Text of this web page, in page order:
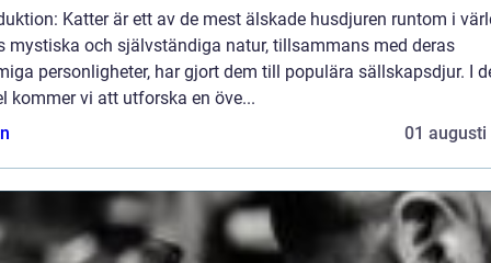
Katter är ett av de mest älskade husdjuren runtom i
mystiska och självständiga natur, tillsammans med deras
personligheter, har gjort dem till populära sällskapsdjur. I
kommer vi att utforska en öve...
01 augusti